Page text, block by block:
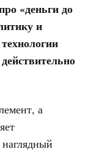
«деньги до
и
а